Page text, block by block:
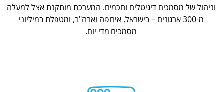
וניהול של מסמכים דיגיטלים וחכמים. המערכת מותקנת אצל למעלה
מ-300 ארגונים – בישראל, אירופה וארה"ב, ומטפלת במיליוני
מסמכים מדי יום.